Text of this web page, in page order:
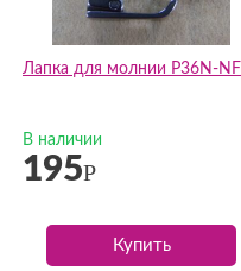
Лапка для молнии P36N-NF
В наличии
195Р
Купить